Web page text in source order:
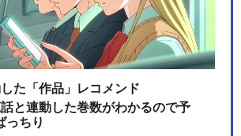
た「作品」レコメンド
と連動した巻数がわかるので予
っちり